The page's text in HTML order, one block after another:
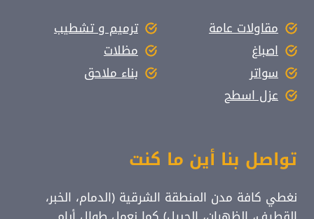
مقاولات عامة
ترميم و تشطيب
اصباغ
مظلات
سواتر
بناء ملاحق
عزل اسطح
تواصل بنا أين ما كنت
نغطي كافة مدن المنطقة الشرقية (الدمام، الخبر،